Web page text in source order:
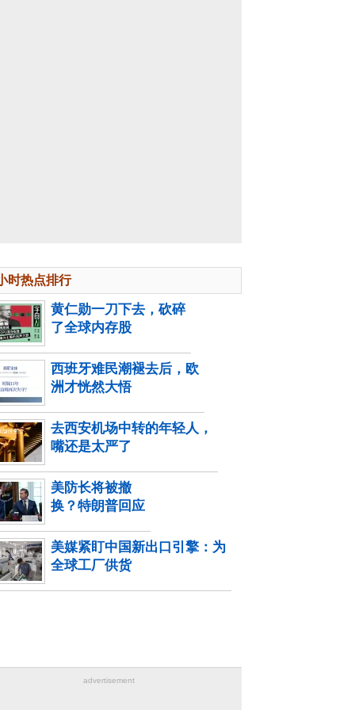
时热点排行
黄仁勋一刀下去，砍碎
了全球内存股
西班牙难民潮褪去后，欧
洲才恍然大悟
去西安机场中转的年轻人，
嘴还是太严了
美防长将被撤
换？特朗普回应
美媒紧盯中国新出口引擎：为
全球工厂供货
advertisement